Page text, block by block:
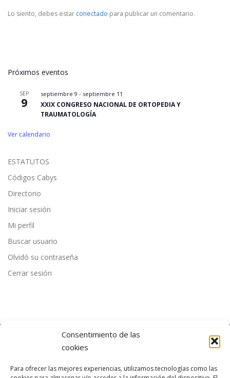
Consentimiento de las
cookies
Para ofrecer las mejores experiencias, utilizamos tecnologías como las
Lo siento, debes estar conectado para publicar un comentario.
Próximos eventos
SEP
9
septiembre 9 - septiembre 11
XXIX CONGRESO NACIONAL DE ORTOPEDIA Y
TRAUMATOLOGÍA
Ver calendario
ESTATUTOS
Códigos Cabys
Directorio
Iniciar sesión
Mi perfil
Buscar usuario
Olvidó su contraseña
Cerrar sesión